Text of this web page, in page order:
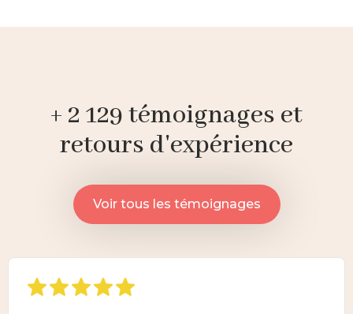
+ 2 129 témoignages et
retours d'expérience
Voir tous les témoignages